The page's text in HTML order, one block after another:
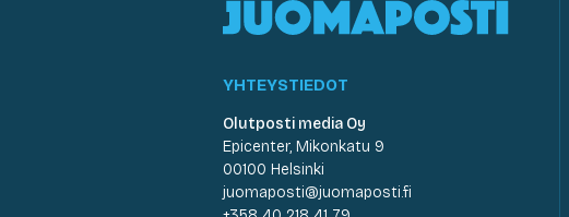
YHTEYSTIEDOT
Olutposti media Oy
Epicenter, Mikonkatu 9
00100 Helsinki
juomaposti@juomaposti.fi